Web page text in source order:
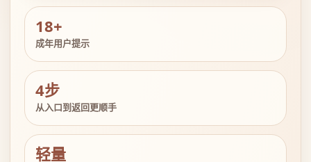
18+
成年用户提示
4步
从入口到返回更顺手
轻量